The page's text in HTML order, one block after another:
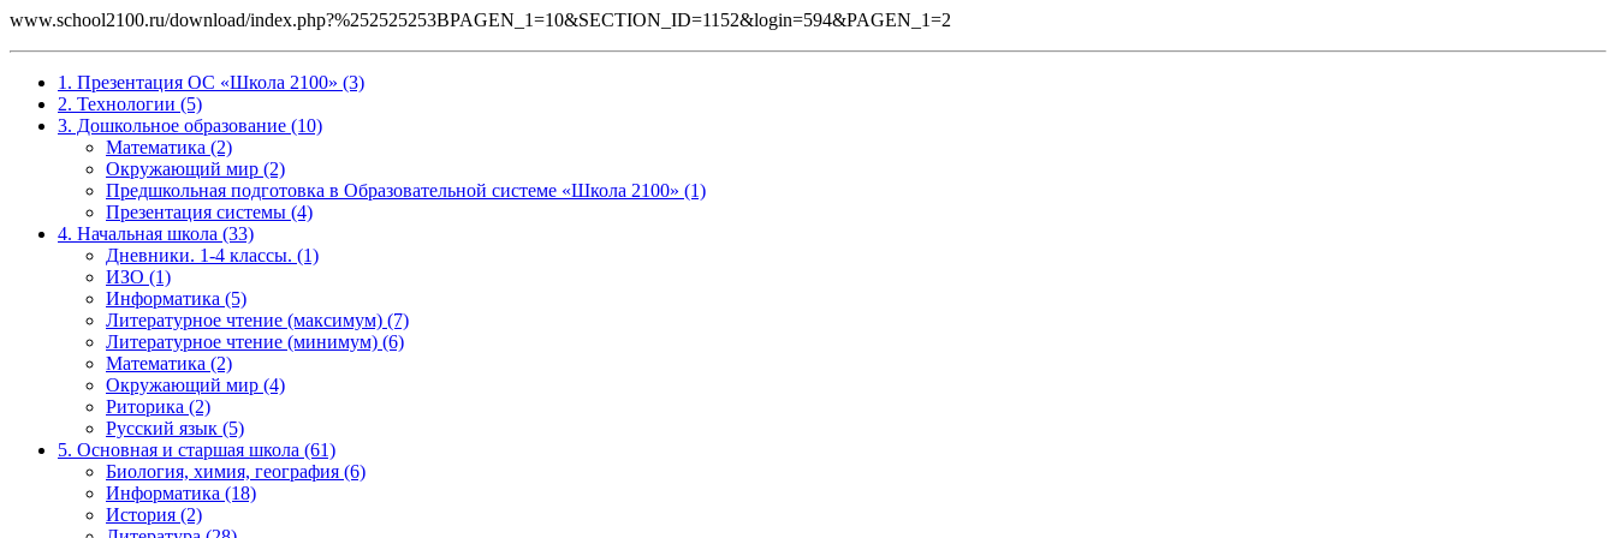
www.school2100.ru/download/index.php?%252525253BPAGEN_1=10&SECTION_ID=1152&login=594&PAGEN_1=2
1. Презентация ОС «Школа 2100» (3)
2. Технологии (5)
3. Дошкольное образование (10)
Математика (2)
Окружающий мир (2)
Предшкольная подготовка в Образовательной системе «Школа 2100» (1)
Презентация системы (4)
4. Начальная школа (33)
Дневники. 1-4 классы. (1)
ИЗО (1)
Информатика (5)
Литературное чтение (максимум) (7)
Литературное чтение (минимум) (6)
Математика (2)
Окружающий мир (4)
Риторика (2)
Русский язык (5)
5. Основная и старшая школа (61)
Биология, химия, география (6)
Информатика (18)
История (2)